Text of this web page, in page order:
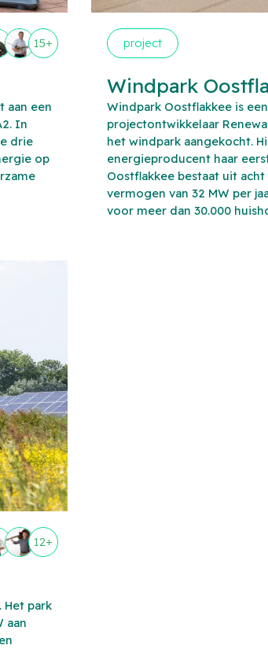
15+
aan een
In
drie
op
project
Windpark
Windpark Oostflakkee is
projectontwikkelaar
het windpark aangekocht.
energieproducent haar
Oostflakkee bestaat uit
vermogen van 32 MW per
voor meer dan 30.000
12+
Het park
aan